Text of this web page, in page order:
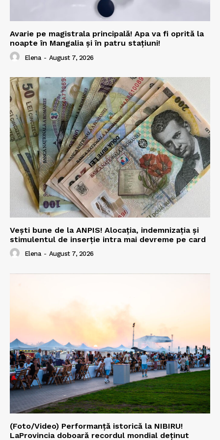
Avarie pe magistrala principală! Apa va fi oprită la
noapte în Mangalia și în patru stațiuni!
Elena - August 7, 2026
Vești bune de la ANPIS! Alocația, indemnizația și
stimulentul de inserție intra mai devreme pe card
Elena - August 7, 2026
(Foto/Video) Performanță istorică la NIBIRU!
LaProvincia doboară recordul mondial deținut